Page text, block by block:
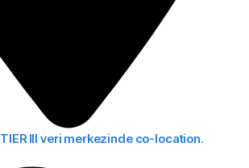
TIER III veri merkezinde co-location.